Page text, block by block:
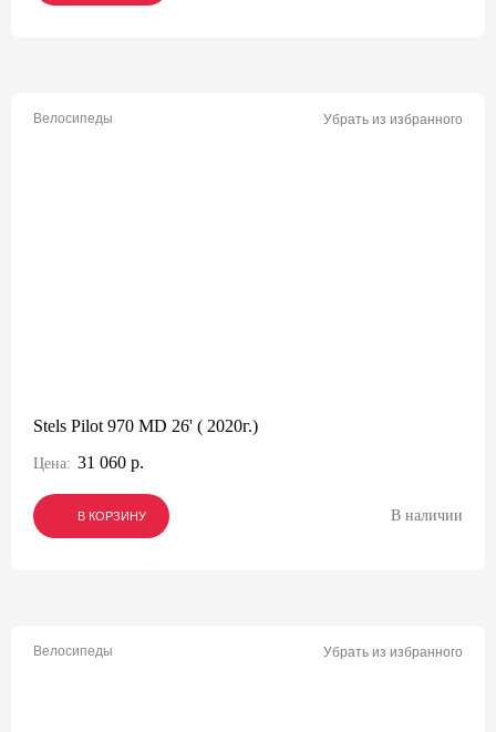
Велосипеды Убрать из избранного
Stels Pilot 970 MD 26' ( 2020г.)
Цена: 31 060 р.
В КОРЗИНУ
В КОРЗИНУ
В КОРЗИНУ В наличии
Велосипеды Убрать из избранного